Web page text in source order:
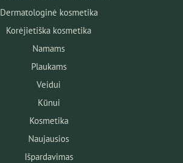
Dermatologinė kosmetika
Korėjietiška kosmetika
Namams
Plaukams
Veidui
Kūnui
Kosmetika
Naujausios
Išpardavimas